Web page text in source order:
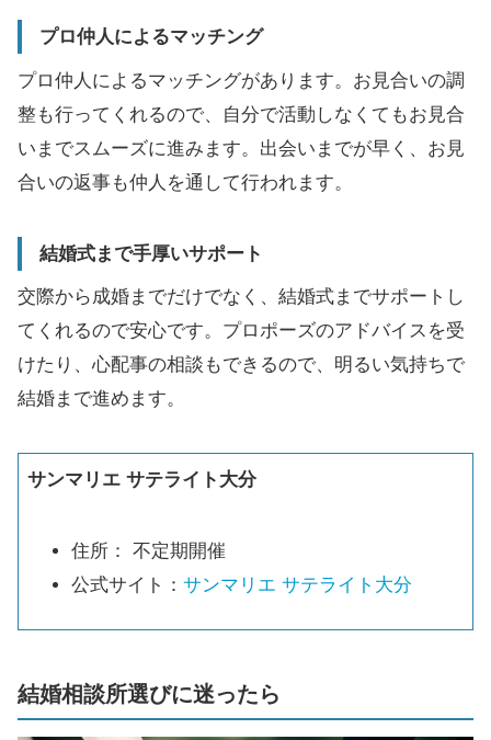
プロ仲人によるマッチング
プロ仲人によるマッチングがあります。お見合いの調
整も行ってくれるので、自分で活動しなくてもお見合
いまでスムーズに進みます。出会いまでが早く、お見
合いの返事も仲人を通して行われます。
結婚式まで手厚いサポート
交際から成婚までだけでなく、結婚式までサポートし
てくれるので安心です。プロポーズのアドバイスを受
けたり、心配事の相談もできるので、明るい気持ちで
結婚まで進めます。
サンマリエ サテライト大分
住所： 不定期開催
公式サイト： サンマリエ サテライト大分
結婚相談所選びに迷ったら